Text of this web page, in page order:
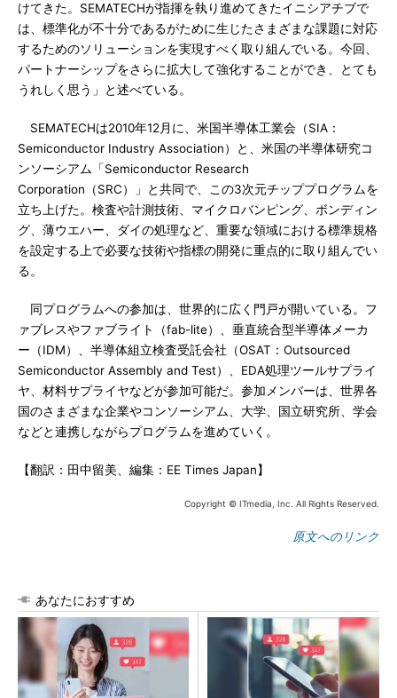
けてきた。SEMATECHが指揮を執り進めてきたイニシアチブで
は、標準化が不十分であるがために生じたさまざまな課題に対応
するためのソリューションを実現すべく取り組んでいる。今回、
パートナーシップをさらに拡大して強化することができ、とても
うれしく思う」と述べている。
SEMATECHは2010年12月に、米国半導体工業会（SIA：
Semiconductor Industry Association）と、米国の半導体研究コ
ンソーシアム「Semiconductor Research
Corporation（SRC）」と共同で、この3次元チッププログラムを
立ち上げた。検査や計測技術、マイクロバンピング、ボンディン
グ、薄ウエハー、ダイの処理など、重要な領域における標準規格
を設定する上で必要な技術や指標の開発に重点的に取り組んでい
る。
同プログラムへの参加は、世界的に広く門戸が開いている。フ
ァブレスやファブライト（fab-lite）、垂直統合型半導体メーカ
ー（IDM）、半導体組立検査受託会社（OSAT：Outsourced
Semiconductor Assembly and Test）、EDA処理ツールサプライ
ヤ、材料サプライヤなどが参加可能だ。参加メンバーは、世界各
国のさまざまな企業やコンソーシアム、大学、国立研究所、学会
などと連携しながらプログラムを進めていく。
【翻訳：田中留美、編集：EE Times Japan】
Copyright © ITmedia, Inc. All Rights Reserved.
原文へのリンク
あなたにおすすめ